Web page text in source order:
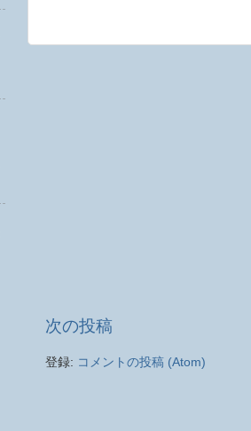
次の投稿
登録: コメントの投稿 (Atom)